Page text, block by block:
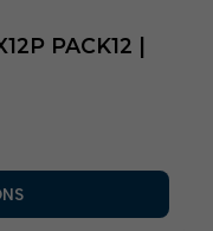
PACK12 |